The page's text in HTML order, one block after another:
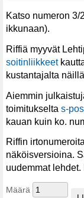
Katso numeron
ikkunaan).
Riffiä myyvät
soitinliikkeet
kustantajalta
Aiemmin
toimitukselta s-
kauan kuin ko.
Riffin
näköisversioina.
uudemmat lehdet.
Määrä